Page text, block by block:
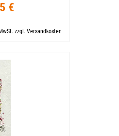
€
zzgl. Versandkosten